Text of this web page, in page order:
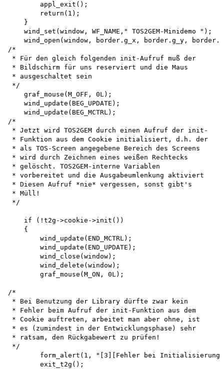
        appl_exit();
        return(1);
    }
    wind_set(window, WF_NAME," TOS2GEM-Minidemo ");
wind_open(window, border.g_x, border.g_y,
/*
* Für den gleich folgenden init-Aufruf muß der
* Bildschirm für uns reserviert und die Maus
* ausgeschaltet sein
*/
    graf_mouse(M_OFF, 0L);
    wind_update(BEG_UPDATE);
    wind_update(BEG_MCTRL);
/*
* Jetzt wird TOS2GEM durch einen Aufruf der init-
* Funktion aus dem Cookie initialisiert, d.h. der
* als TOS-Screen angegebene Bereich des Screens
* wird durch Zeichnen eines weißen Rechtecks
* gelöscht. TOS2GEM-interne Variablen
* vorbereitet und die Ausgabeumlenkung aktiviert
* Diesen Aufruf *nie* vergessen, sonst gibt's
* Müll!
*/
    if (!t2g->cookie->init())
    {
        wind_update(END_MCTRL);
        wind_update(END_UPDATE);
        wind_close(window);
        wind_delete(window);
        graf_mouse(M_ON, 0L);
/*
* Bei Benutzung der Library dürfte zwar kein
* Fehler beim Aufruf der init-Funktion aus dem
* Cookie auftreten, arbeitet man aber ohne, ist
* es (zumindest in der Entwicklungsphase) sehr
* ratsam, den Rückgabewert zu prüfen!
*/
form_alert(1, "[3][Fehler bei
        exit_t2g();